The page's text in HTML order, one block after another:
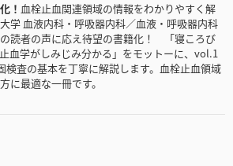
！ 血栓止血関連領域の情報をわかりやすく解
学 血液内科・呼吸器内科／血液・呼吸器内科
読者の声に応え待望の書籍化！ 「寝ころび
血学がしみじみ分かる」をモットーに、vol.1
検査の基本を丁寧に解説します。血栓止血領域
に最適な一冊です。